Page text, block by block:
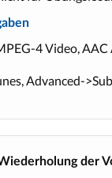
4 Video,
Advanced-
der